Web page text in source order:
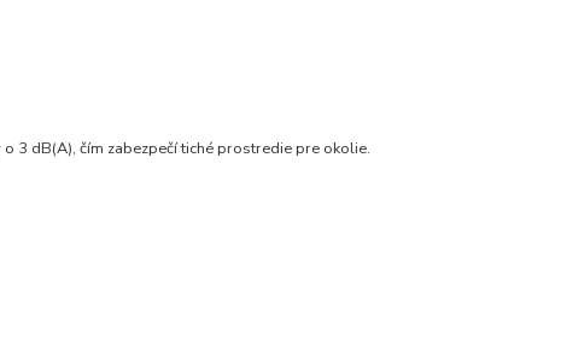
3 dB(A), čím zabezpečí tiché prostredie pre okolie.